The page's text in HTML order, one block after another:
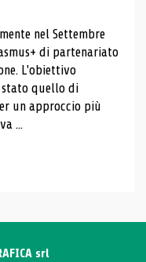
nel Settembre
di partenariato
L'obiettivo
quello di
un approccio più
...
srl